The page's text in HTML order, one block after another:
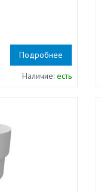
Подробнее
Наличие:есть